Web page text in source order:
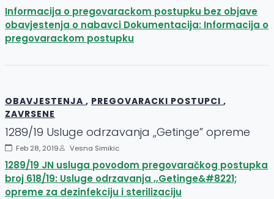
Informacija o pregovarackom postupku bez objave
obavjestenja o nabavci Dokumentacija: Informacija o
pregovarackom postupku
OBAVJESTENJA , PREGOVARACKI POSTUPCI ,
ZAVRSENE
1289/19 Usluge odrzavanja ,,Getinge” opreme
Feb 28, 2019 Vesna Simikic
1289/19 JN usluga povodom pregovaračkog postupka
broj 618/19: Usluge odrzavanja ,,Getinge&#8221;
opreme za dezinfekciju i sterilizaciju